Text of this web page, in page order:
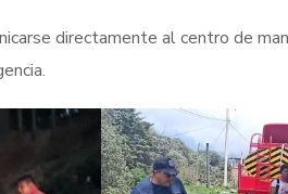
directamente al centro de